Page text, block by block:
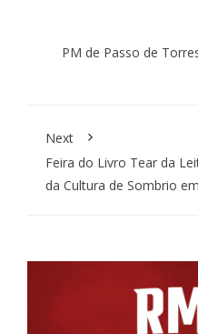
PM de Passo de
Next
Feira do Livro Tear da
da Cultura de Sombrio